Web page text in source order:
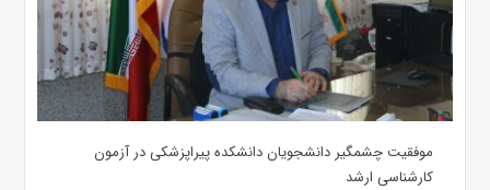
موفقیت چشمگیر دانشجویان دانشکده پیراپزشکی در آزمون
کارشناسی ارشد